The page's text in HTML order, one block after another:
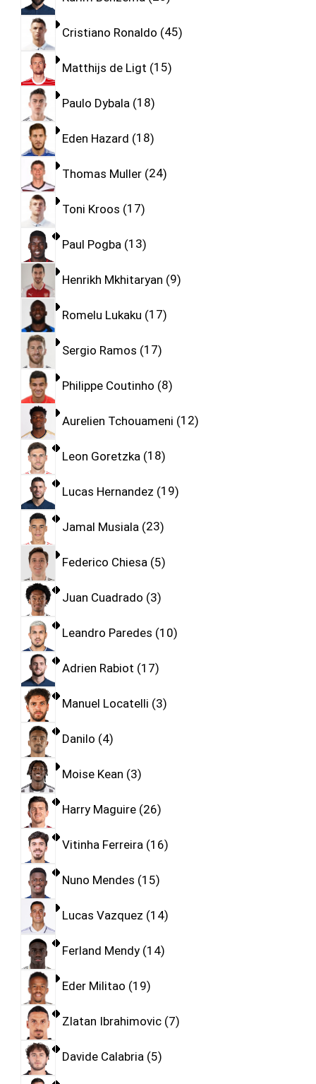
Cristiano Ronaldo 45
Matthijs de Ligt 15
Paulo Dybala 18
Eden Hazard 18
Thomas Muller 24
Toni Kroos 17
Paul Pogba 13
Henrikh Mkhitaryan 9
Romelu Lukaku 17
Sergio Ramos 17
Philippe Coutinho 8
Aurelien Tchouameni 12
Leon Goretzka 18
Lucas Hernandez 19
Jamal Musiala 23
Federico Chiesa 5
Juan Cuadrado 3
Leandro Paredes 10
Adrien Rabiot 17
Manuel Locatelli 3
Danilo 4
Moise Kean 3
Harry Maguire 26
Vitinha Ferreira 16
Nuno Mendes 15
Lucas Vazquez 14
Ferland Mendy 14
Eder Militao 19
Zlatan Ibrahimovic 7
Davide Calabria 5